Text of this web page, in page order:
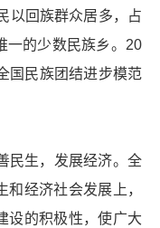
以回族群众居多，占
一的少数民族乡。20
国民族团结进步模范
生，发展经济。全
经济社会发展上，
设的积极性，使广大